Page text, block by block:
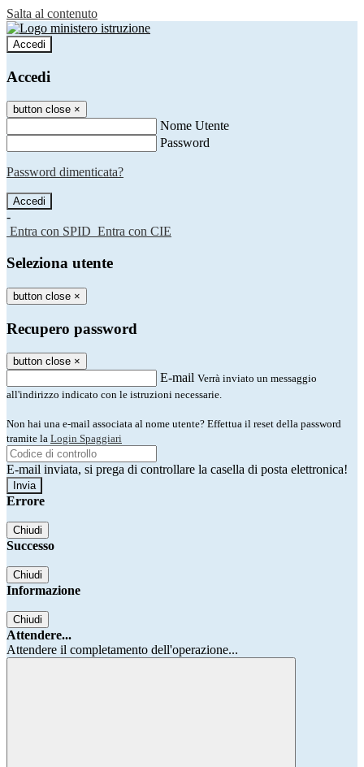
Salta al contenuto
Accedi
Accedi
button close ×
Nome Utente
Password
Password dimenticata?
-
Entra con SPID Entra con CIE
Seleziona utente
button close ×
Recupero password
button close ×
E-mail Verrà inviato un messaggio
all'indirizzo indicato con le istruzioni necessarie.
Non hai una e-mail associata al nome utente? Effettua il reset della password
tramite la Login Spaggiari
E-mail inviata, si prega di controllare la casella di posta elettronica!
Errore
Chiudi
Successo
Chiudi
Informazione
Chiudi
Attendere...
Attendere il completamento dell'operazione...